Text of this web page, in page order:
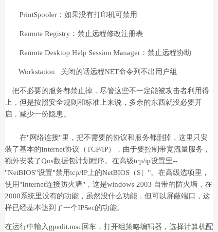
PrintSpooler：如果没有打印机可禁用
Remote Registry：禁止远程修改注册表
Remote Desktop Help Session Manager：禁止远程协助
Workstation 关闭的话远程NET命令列不出用户组
把不必要的服务都禁止掉，尽管这些不一定能被攻击者利用得
上，但是按照安全规则和标准上来说，多余的东西就没必要开
启，减少一份隐患。
在"网络连接"里，把不需要的协议和服务都删掉，这里只安
装了基本的Internet协议（TCP/IP），由于要控制带宽流量服务，
额外安装了Qos数据包计划程序。在高级tcp/ip设置里--
"NetBIOS"设置"禁用tcp/IP上的NetBIOS（S）"。在高级选项里，
使用"Internet连接防火墙"，这是windows 2003 自带的防火墙，在
2000系统里没有的功能，虽然没什么功能，但可以屏蔽端口，这
样已经基本达到了一个IPSec的功能。
在运行中输入gpedit.msc回车，打开组策略编辑器，选择计算机配